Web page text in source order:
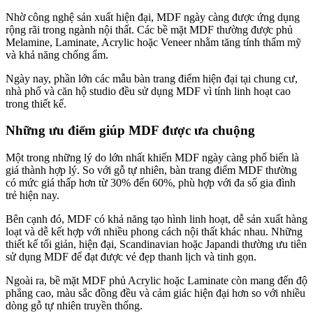
Nhờ công nghệ sản xuất hiện đại, MDF ngày càng được ứng dụng
rộng rãi trong ngành nội thất. Các bề mặt MDF thường được phủ
Melamine, Laminate, Acrylic hoặc Veneer nhằm tăng tính thẩm mỹ
và khả năng chống ẩm.
Ngày nay, phần lớn các mẫu bàn trang điểm hiện đại tại chung cư,
nhà phố và căn hộ studio đều sử dụng MDF vì tính linh hoạt cao
trong thiết kế.
Những ưu điểm giúp MDF được ưa chuộng
Một trong những lý do lớn nhất khiến MDF ngày càng phổ biến là
giá thành hợp lý. So với gỗ tự nhiên, bàn trang điểm MDF thường
có mức giá thấp hơn từ 30% đến 60%, phù hợp với đa số gia đình
trẻ hiện nay.
Bên cạnh đó, MDF có khả năng tạo hình linh hoạt, dễ sản xuất hàng
loạt và dễ kết hợp với nhiều phong cách nội thất khác nhau. Những
thiết kế tối giản, hiện đại, Scandinavian hoặc Japandi thường ưu tiên
sử dụng MDF để đạt được vẻ đẹp thanh lịch và tinh gọn.
Ngoài ra, bề mặt MDF phủ Acrylic hoặc Laminate còn mang đến độ
phẳng cao, màu sắc đồng đều và cảm giác hiện đại hơn so với nhiều
dòng gỗ tự nhiên truyền thống.